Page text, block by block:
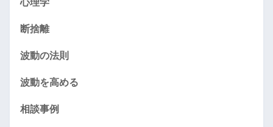
断捨離
波動の法則
波動を高める
相談事例